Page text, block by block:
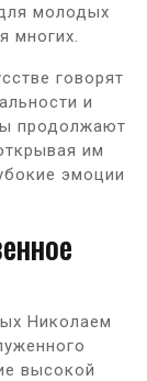
молодых
многих.
говорят
и
продолжают
им
эмоции
Николаем
высокой